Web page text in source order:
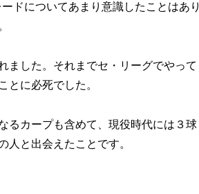
ドについてあまり意識したことはあり
した。それまでセ・リーグでやって
とに必死でした。
るカープも含めて、現役時代には３球
人と出会えたことです。